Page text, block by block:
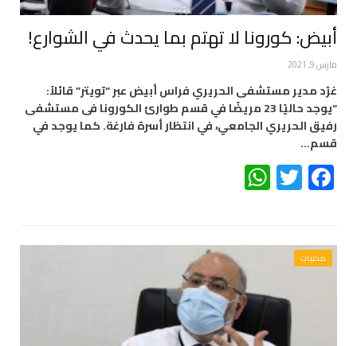
أبيض: كورونا لا تهتم بما يحدث في الشوارع!
مارس 9, 2021
غرّد مدير مستشفى الحريري فراس أبيض عبر “تويتر” قائلاً:
“يوجد حاليًا 23 مريضًا في قسم طوارئ الكورونا فى مستشفى
رفيق الحريري الجامعي، في انتظار أسرة فارغة. كما يوجد في
قسم…
Facebook
Twitter
محليات